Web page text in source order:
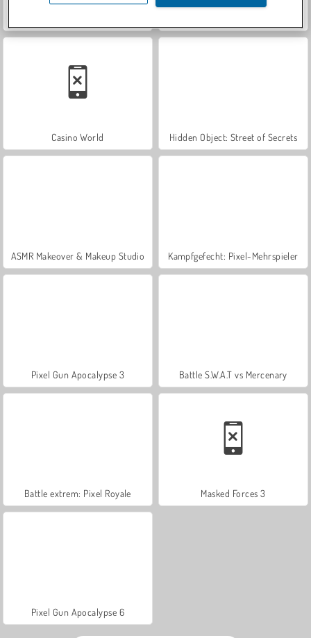
Casino World Hidden Object: Street of Secrets
ASMR Makeover & Makeup Studio Kampfgefecht: Pixel-Mehrspieler
Pixel Gun Apocalypse 3 Battle S.W.A.T vs Mercenary
Battle extrem: Pixel Royale Masked Forces 3
Pixel Gun Apocalypse 6